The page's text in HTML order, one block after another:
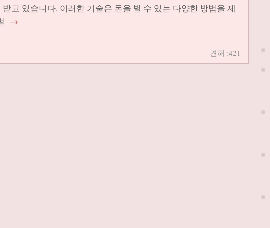
고 있습니다. 이러한 기술은 돈을 벌 수 있는 다양한 방법을 제
→
견해 :421